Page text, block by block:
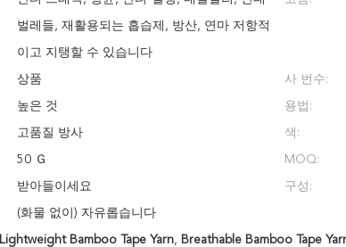
벌레들, 재활용되는 흡습제, 방산, 연마 저항적
이고 지탱할 수 있습니다
상품 사 번수:
높은 것 용법:
고품질 방사 색:
50 Ｇ MOQ:
받아들이세요 구성:
(화물 없이) 자유롭습니다
Lightweight Bamboo Tape Yarn, Breathable Bamboo Tape